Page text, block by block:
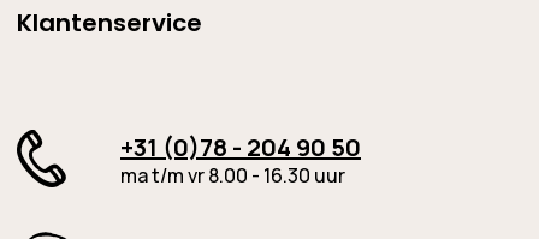
Klantenservice
+31 (0)78 - 204 90 50
ma t/m vr 8.00 - 16.30 uur